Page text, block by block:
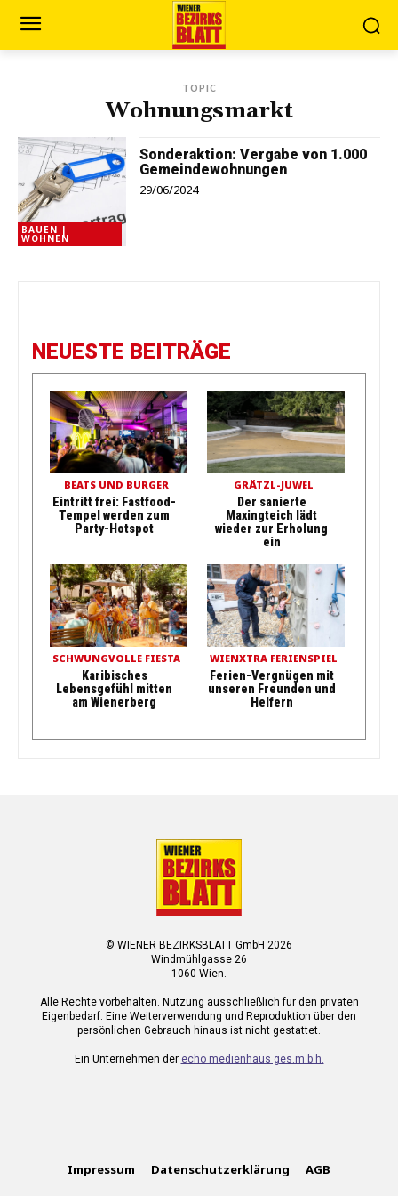
TOPIC
Wohnungsmarkt
BAUEN |
WOHNEN
Sonderaktion: Vergabe von 1.000
Gemeindewohnungen
29/06/2024
NEUESTE BEITRÄGE
BEATS UND BURGER
Eintritt frei: Fastfood-
Tempel werden zum
Party-Hotspot
GRÄTZL-JUWEL
Der sanierte
Maxingteich lädt
wieder zur Erholung
ein
SCHWUNGVOLLE FIESTA
Karibisches
Lebensgefühl mitten
am Wienerberg
WIENXTRA FERIENSPIEL
Ferien-Vergnügen mit
unseren Freunden und
Helfern
© WIENER BEZIRKSBLATT GmbH 2026
Windmühlgasse 26
1060 Wien.
Alle Rechte vorbehalten. Nutzung ausschließlich für den privaten
Eigenbedarf. Eine Weiterverwendung und Reproduktion über den
persönlichen Gebrauch hinaus ist nicht gestattet.
Ein Unternehmen der echo medienhaus ges.m.b.h.
Impressum Datenschutzerklärung AGB